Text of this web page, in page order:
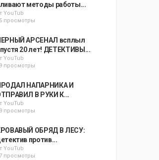
методы работы...
YouTub
просмотры
АРСЕНАЛ всплыл
20 лет! ДЕТЕКТИВЫ...
YouTub
просмотры
НАПАРНИКА И
В РУКИ К...
YouTub
просмотры
ОБРЯД В ЛЕСУ:
против...
YouTub
просмотры